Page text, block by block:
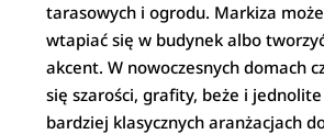
tarasowych i ogrodu. Markiza
wtapiać się w budynek albo
akcent. W nowoczesnych domach
się szarości, grafity, beże i
bardziej klasycznych aranżacjach